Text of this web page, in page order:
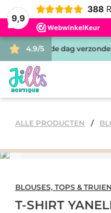
9,9
388
4.9/5
is dezelfde dag verzonden
ALLE PRODUCTEN
BLOUSES, TOPS & TRUIEN
T-SHIRT